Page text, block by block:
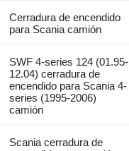
Cerradura de encendido
para Scania camión
SWF 4-series 124 (01.95-
12.04) cerradura de
encendido para Scania 4-
series (1995-2006)
camión
Scania cerradura de